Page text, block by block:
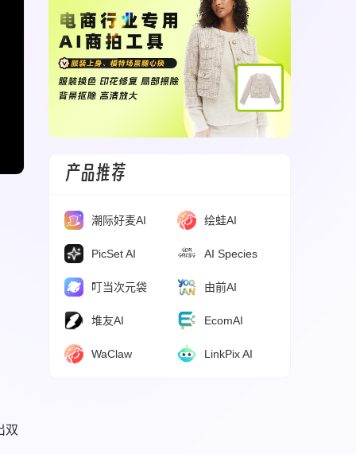
双
产品推荐
潮际好麦AI 绘蛙AI
PicSet AI AI Species
叮当次元袋 由前AI
堆友AI EcomAI
WaClaw LinkPix AI